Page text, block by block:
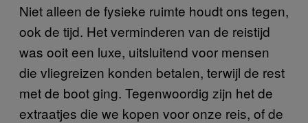
Niet alleen de fysieke ruimte houdt ons tegen,
ook de tijd. Het verminderen van de reistijd
was ooit een luxe, uitsluitend voor mensen
die vliegreizen konden betalen, terwijl de rest
met de boot ging. Tegenwoordig zijn het de
extraatjes die we kopen voor onze reis, of de